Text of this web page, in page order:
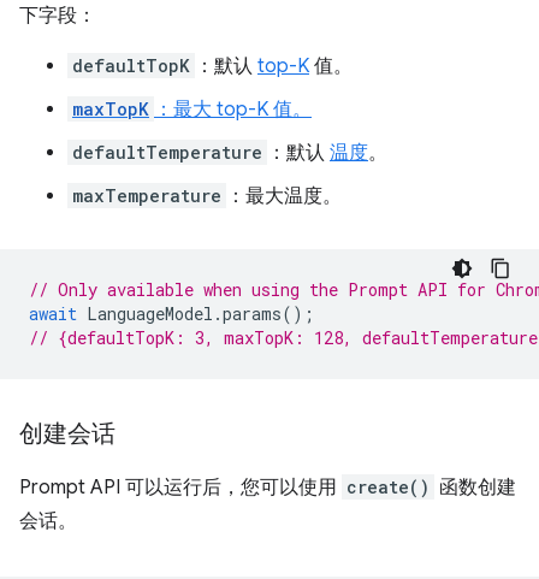
下字段：
defaultTopK ：默认 top-K 值。
maxTopK ：最大 top-K 值。
defaultTemperature ：默认 温度。
maxTemperature ：最大温度。
// Only available when using the Prompt API for
await LanguageModel .params();
// {defaultTopK: 3, maxTopK: 128,
创建会话
Prompt API 可以运行后，您可以使用 create() 函数创建
会话。